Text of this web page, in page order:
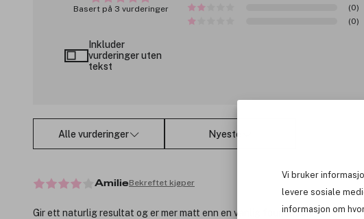
Vi bruker
levere sosiale
informasjon om
Basert på 3 vurderinger
(0)
(0)
Inkluder
vurderinger uten
tekst
Alle vurderinger Nyeste
AmilieBekreftet kjøper
Gir ett naturlig resultat og er mer matt enn en vanlig foundation